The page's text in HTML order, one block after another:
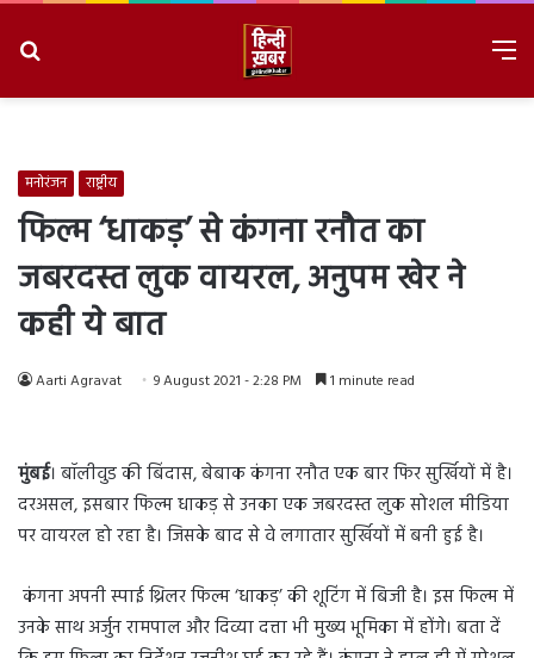
मनोरंजन राष्ट्रीय
फिल्म ‘धाकड़’ से कंगना रनौत का
जबरदस्त लुक वायरल, अनुपम खेर ने
कही ये बात
Aarti Agravat 9 August 2021 - 2:28 PM 1 minute read
मुंबई। बॉलीवुड की बिंदास, बेबाक कंगना रनौत एक बार फिर सुर्खियों में है।
दरअसल, इसबार फिल्म धाकड़ से उनका एक जबरदस्त लुक सोशल मीडिया
पर वायरल हो रहा है। जिसके बाद से वे लगातार सुर्खियों में बनी हुई है।
कंगना अपनी स्पाई थ्रिलर फिल्म ‘धाकड़’ की शूटिंग में बिजी है। इस फिल्म में
उनके साथ अर्जुन रामपाल और दिव्या दत्ता भी मुख्य भूमिका में होंगे। बता दें